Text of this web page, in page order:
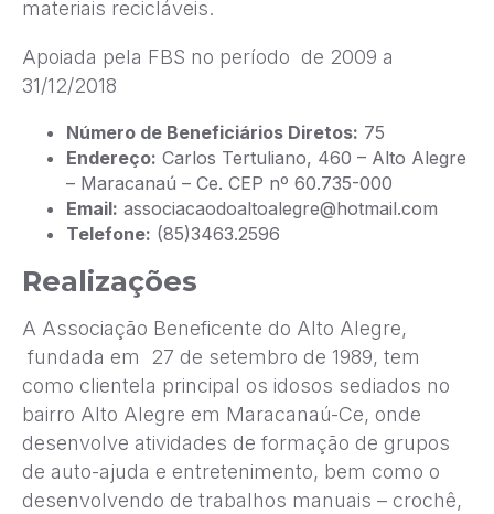
materiais recicláveis.
Apoiada pela FBS no período de 2009 a
31/12/2018
Número de Beneficiários Diretos: 75
Endereço: Carlos Tertuliano, 460 – Alto Alegre
– Maracanaú – Ce. CEP nº 60.735-000
Email: associacaodoaltoalegre@hotmail.com
Telefone: (85)3463.2596
Realizações
A Associação Beneficente do Alto Alegre,
fundada em 27 de setembro de 1989, tem
como clientela principal os idosos sediados no
bairro Alto Alegre em Maracanaú-Ce, onde
desenvolve atividades de formação de grupos
de auto-ajuda e entretenimento, bem como o
desenvolvendo de trabalhos manuais – crochê,